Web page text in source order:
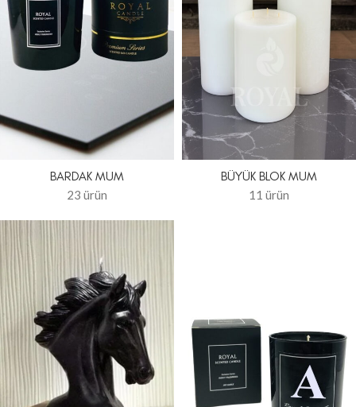
BARDAK MUM
23 ürün
BÜYÜK BLOK MUM
11 ürün